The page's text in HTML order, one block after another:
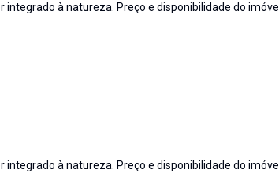
à natureza. Preço e disponibilidade do imóvel
à natureza. Preço e disponibilidade do imóvel